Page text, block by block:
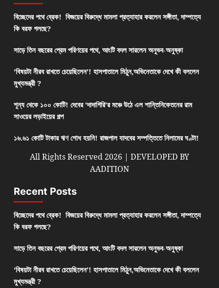
বিচ্ছেদের পথে ব্রেক! বিজয়ের বিরুদ্ধে মামলা প্রত্যাহার করলেন সঙ্গীতা, দাম্পত্যে
কি বরফ গলছে?
সাড়ে তিন বছরের প্রেম পরিণয়ের পথে, আংটি বদল সারলেন অনুভব-অনুষ্কা
‘বিষয়টা নীরব রাখতে চেয়েছিলেন’! হাসপাতালে মিঠুন,অভিনেতাকে দেখে কী বললেন
মুখ্যমন্ত্রী ?
শূন্য থেকে ১০০ কোটি! দেবের ‘দাদাগিরি’র মঞ্চে উঠে এল শান্তিনিকেতনের রাম
সাওয়ের লড়াইয়ের গল্প
১৬.৬১ কোটি টাকার ঋণ শোধ হয়নি! রাজপাল যাদবের সম্পত্তিতে নিলামের ঘণ্টা!
All Rights Reserved 2026 | DEVELOPED BY
AADITION
Recent Posts
বিচ্ছেদের পথে ব্রেক! বিজয়ের বিরুদ্ধে মামলা প্রত্যাহার করলেন সঙ্গীতা, দাম্পত্যে
কি বরফ গলছে?
সাড়ে তিন বছরের প্রেম পরিণয়ের পথে, আংটি বদল সারলেন অনুভব-অনুষ্কা
‘বিষয়টা নীরব রাখতে চেয়েছিলেন’! হাসপাতালে মিঠুন,অভিনেতাকে দেখে কী বললেন
মুখ্যমন্ত্রী ?